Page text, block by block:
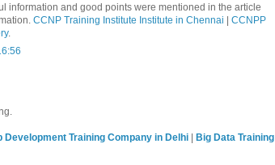
information and good points were mentioned in the article
CCNP Training Institute Institute in Chennai
CCNPP
.
Development Training Company in Delhi
Big Data Training